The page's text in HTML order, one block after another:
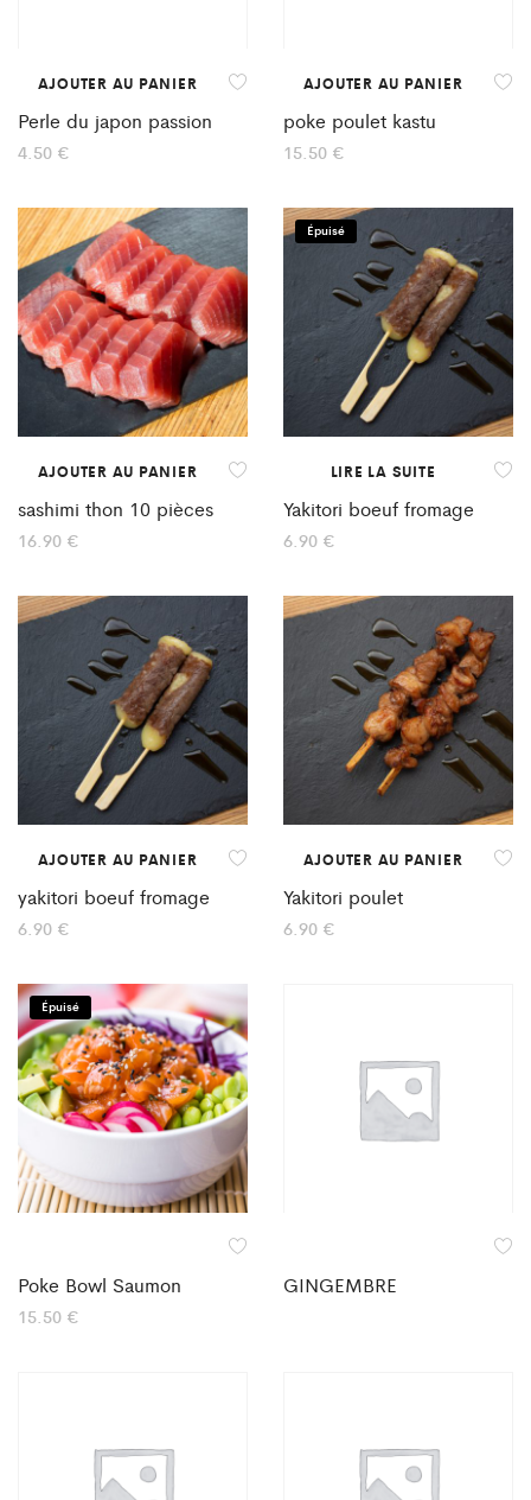
AJOUTER AU PANIER
Perle du japon passion
4.50 €
AJOUTER AU PANIER
poke poulet kastu
15.50 €
AJOUTER AU PANIER
sashimi thon 10 pièces
16.90 €
Épuisé
LIRE LA SUITE
Yakitori boeuf fromage
6.90 €
AJOUTER AU PANIER
yakitori boeuf fromage
6.90 €
AJOUTER AU PANIER
Yakitori poulet
6.90 €
Épuisé
Poke Bowl Saumon
15.50 €
GINGEMBRE